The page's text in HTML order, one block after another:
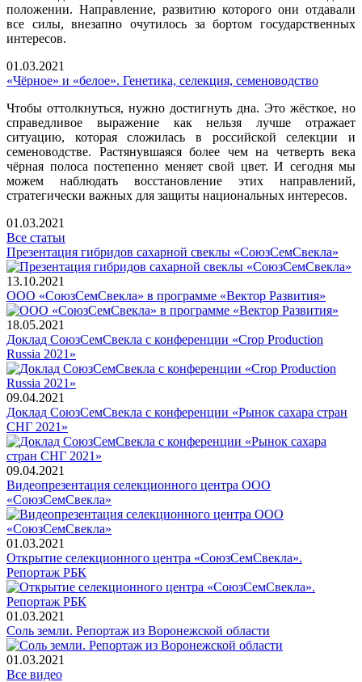
положении. Направление, развитию которого они отдавали
все силы, внезапно очутилось за бортом государственных
интересов.
01.03.2021
«Чёрное» и «белое». Генетика, селекция, семеноводство
Чтобы оттолкнуться, нужно достигнуть дна. Это жёсткое, но
справедливое выражение как нельзя лучше отражает
ситуацию, которая сложилась в российской селекции и
семеноводстве. Растянувшаяся более чем на четверть века
чёрная полоса постепенно меняет свой цвет. И сегодня мы
можем наблюдать восстановление этих направлений,
стратегически важных для защиты национальных интересов.
01.03.2021
Все статьи
Презентация гибридов сахарной свеклы «СоюзСемСвекла»
13.10.2021
ООО «СоюзСемСвекла» в программе «Вектор Развития»
18.05.2021
Доклад СоюзСемСвекла c конференции «Crop Production
Russia 2021»
09.04.2021
Доклад СоюзСемСвекла с конференции «Рынок сахара стран
СНГ 2021»
09.04.2021
Видеопрезентация селекционного центра ООО
«СоюзСемСвекла»
01.03.2021
Открытие селекционного центра «СоюзСемСвекла».
Репортаж РБК
01.03.2021
Соль земли. Репортаж из Воронежской области
01.03.2021
Все видео